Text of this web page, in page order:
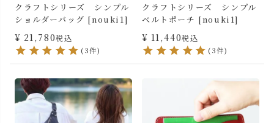
クラフトシリーズ シンプル
ショルダーバッグ [nouki1]
¥ 21,780税込
(3件)
クラフトシリーズ シンプル
ベルトポーチ [nouki1]
¥ 11,440税込
(3件)